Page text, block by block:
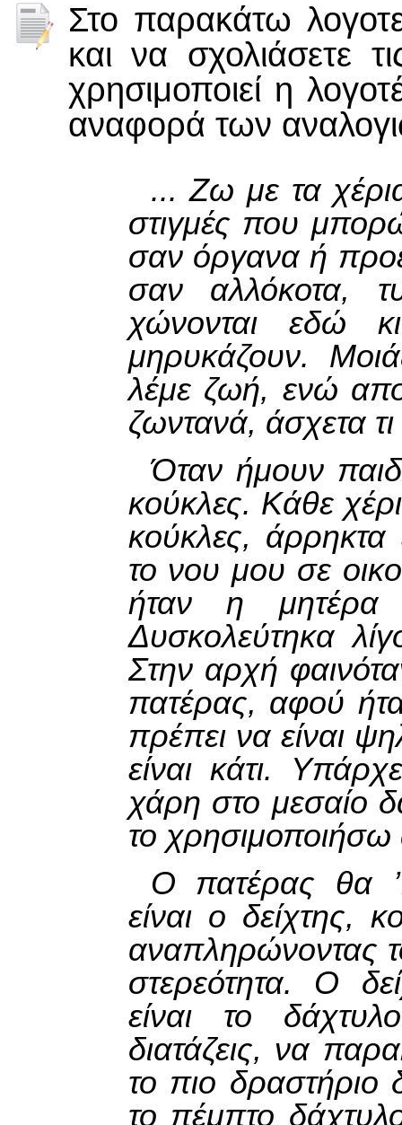
Στο παρακάτω
και να σχολιάσετε
χρησιμοποιεί η
αναφορά των
... Ζω με τα
στιγμές που
σαν όργανα ή
σαν αλλόκοτα,
χώνονται εδώ κι
μηρυκάζουν.
λέμε ζωή, ενώ
ζωντανά, άσχετα
Όταν ήμουν
κούκλες. Κάθε
κούκλες,
το νου μου σε
ήταν η μητέρα
Δυσκολεύτηκα
Στην αρχή
πατέρας, αφού
πρέπει να είναι
είναι κάτι.
χάρη στο μεσαίο
το
Ο πατέρας θα
είναι ο δείχτης,
αναπληρώνοντας
στερεότητα. Ο
είναι το
διατάζεις, να
το πιο δραστήριο
το πέμπτο